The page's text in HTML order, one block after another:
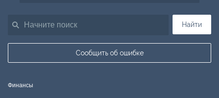
Найти
Сообщить об ошибке
Финансы